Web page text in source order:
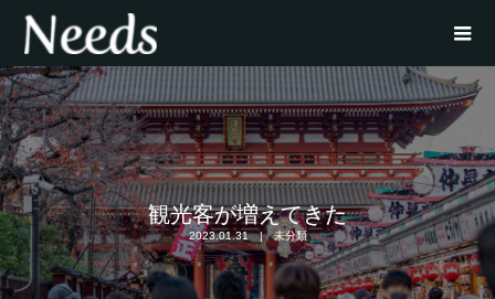
観光客が増えてきた
2023.01.31 未分類